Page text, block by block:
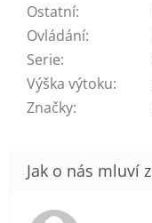
Ostatní:
Ovládání:
Serie:
Výška výtoku:
Značky: